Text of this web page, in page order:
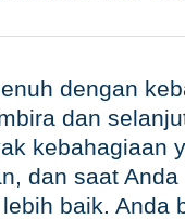
dengan
dan
kebahagiaan
dan saat Anda
baik. Anda